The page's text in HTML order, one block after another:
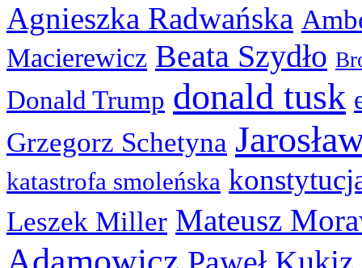
Agnieszka Radwańska
Macierewicz Beata Szydło
Donald Trump donald tusk
Grzegorz Schetyna
katastrofa smoleńska
Leszek Miller Mateusz